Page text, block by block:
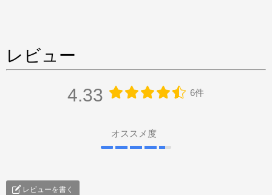
レビュー
4.33 6件
オススメ度
レビューを書く